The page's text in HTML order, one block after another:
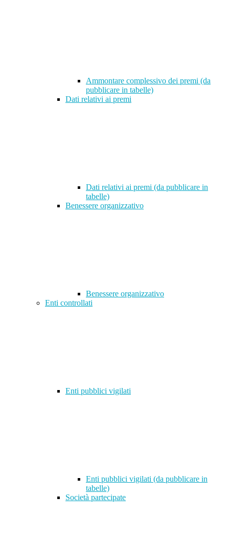
Ammontare complessivo dei premi (da
pubblicare in tabelle)
Dati relativi ai premi
Dati relativi ai premi (da pubblicare in
tabelle)
Benessere organizzativo
Benessere organizzativo
Enti controllati
Enti pubblici vigilati
Enti pubblici vigilati (da pubblicare in
tabelle)
Società partecipate